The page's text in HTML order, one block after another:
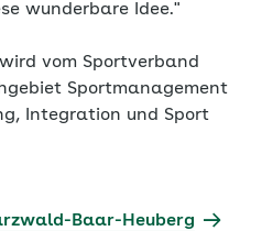
wunderbare Idee."
vom Sportverband
Sportmanagement
Integration und Sport
Baar-Heuberg